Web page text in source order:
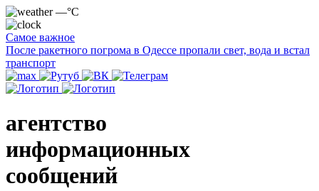
—°C
Самое важное
После ракетного погрома в Одессе пропали свет, вода и встал
транспорт
агентство
информационных
сообщений